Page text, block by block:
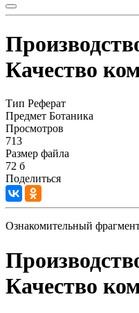
Качество
Тип Реферат
Предмет Ботаника
Просмотров
713
Размер файла
72 б
Поделиться
Ознакомительный
Качество